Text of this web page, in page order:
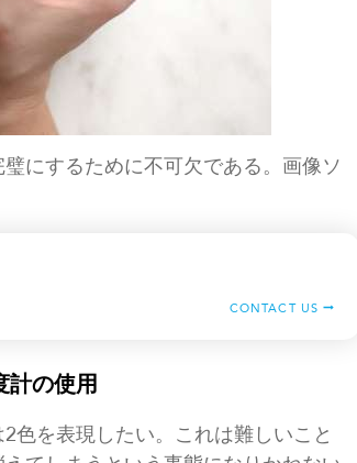
にするために不可欠である。画像ソ
CONTACT US
計の使用
色を表現したい。これは難しいこと